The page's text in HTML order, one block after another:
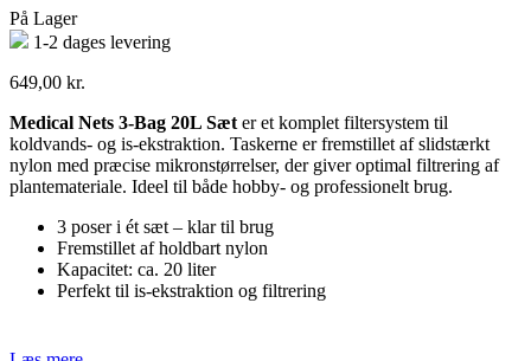
På Lager
1-2 dages levering
649,00 kr.
Medical Nets 3-Bag 20L Sæter et komplet filtersystem til
koldvands- og is-ekstraktion. Taskerne er fremstillet af slidstærkt
nylon med præcise mikronstørrelser, der giver optimal filtrering af
plantemateriale. Ideel til både hobby- og professionelt brug.
3 poser i ét sæt – klar til brug
Fremstillet af holdbart nylon
Kapacitet: ca. 20 liter
Perfekt til is-ekstraktion og filtrering